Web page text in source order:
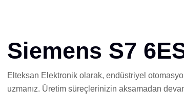
Siemens S7
Elteksan Elektronik olarak, endüstriyel
uzmanız. Üretim süreçlerinizin aksamadan